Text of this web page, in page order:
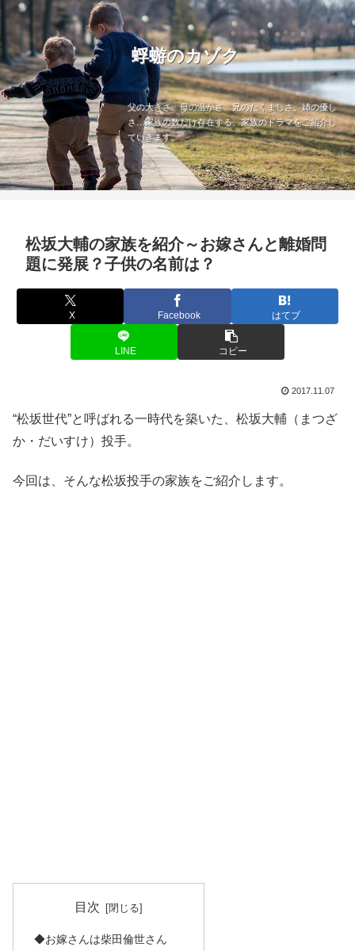
蜉蝣のカゾク
父の大きさ、母の温かさ、兄のたくましさ、姉の優し
さ…家族の数だけ存在する、家族のドラマをご紹介し
ていきます。
松坂大輔の家族を紹介～お嫁さんと離婚問
題に発展？子供の名前は？
X Facebook はてブ
LINE コピー
2017.11.07
“松坂世代”と呼ばれる一時代を築いた、松坂大輔（まつざ
か・だいすけ）投手。
今回は、そんな松坂投手の家族をご紹介します。
目次
◆お嫁さんは柴田倫世さん